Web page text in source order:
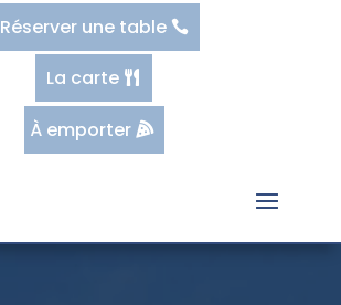
Réserver une table
La carte
À emporter